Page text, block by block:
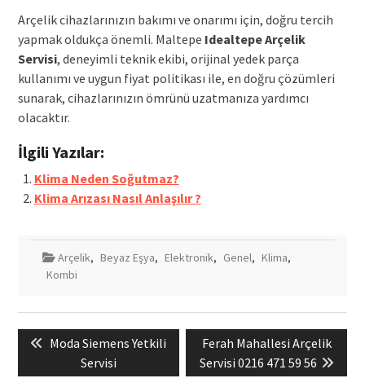
Arçelik cihazlarınızın bakımı ve onarımı için, doğru tercih
yapmak oldukça önemli. Maltepe Idealtepe Arçelik
Servisi, deneyimli teknik ekibi, orijinal yedek parça
kullanımı ve uygun fiyat politikası ile, en doğru çözümleri
sunarak, cihazlarınızın ömrünü uzatmanıza yardımcı
olacaktır.
İlgili Yazılar:
Klima Neden Soğutmaz?
Klima Arızası Nasıl Anlaşılır ?
Arçelik, Beyaz Eşya, Elektronik, Genel, Klima,
Kombi
Yazı
gezinmesi
Previous
Moda Siemens Yetkili
Servisi
Next
post:
Ferah Mahallesi Arçelik
Servisi 0216 471 59 56